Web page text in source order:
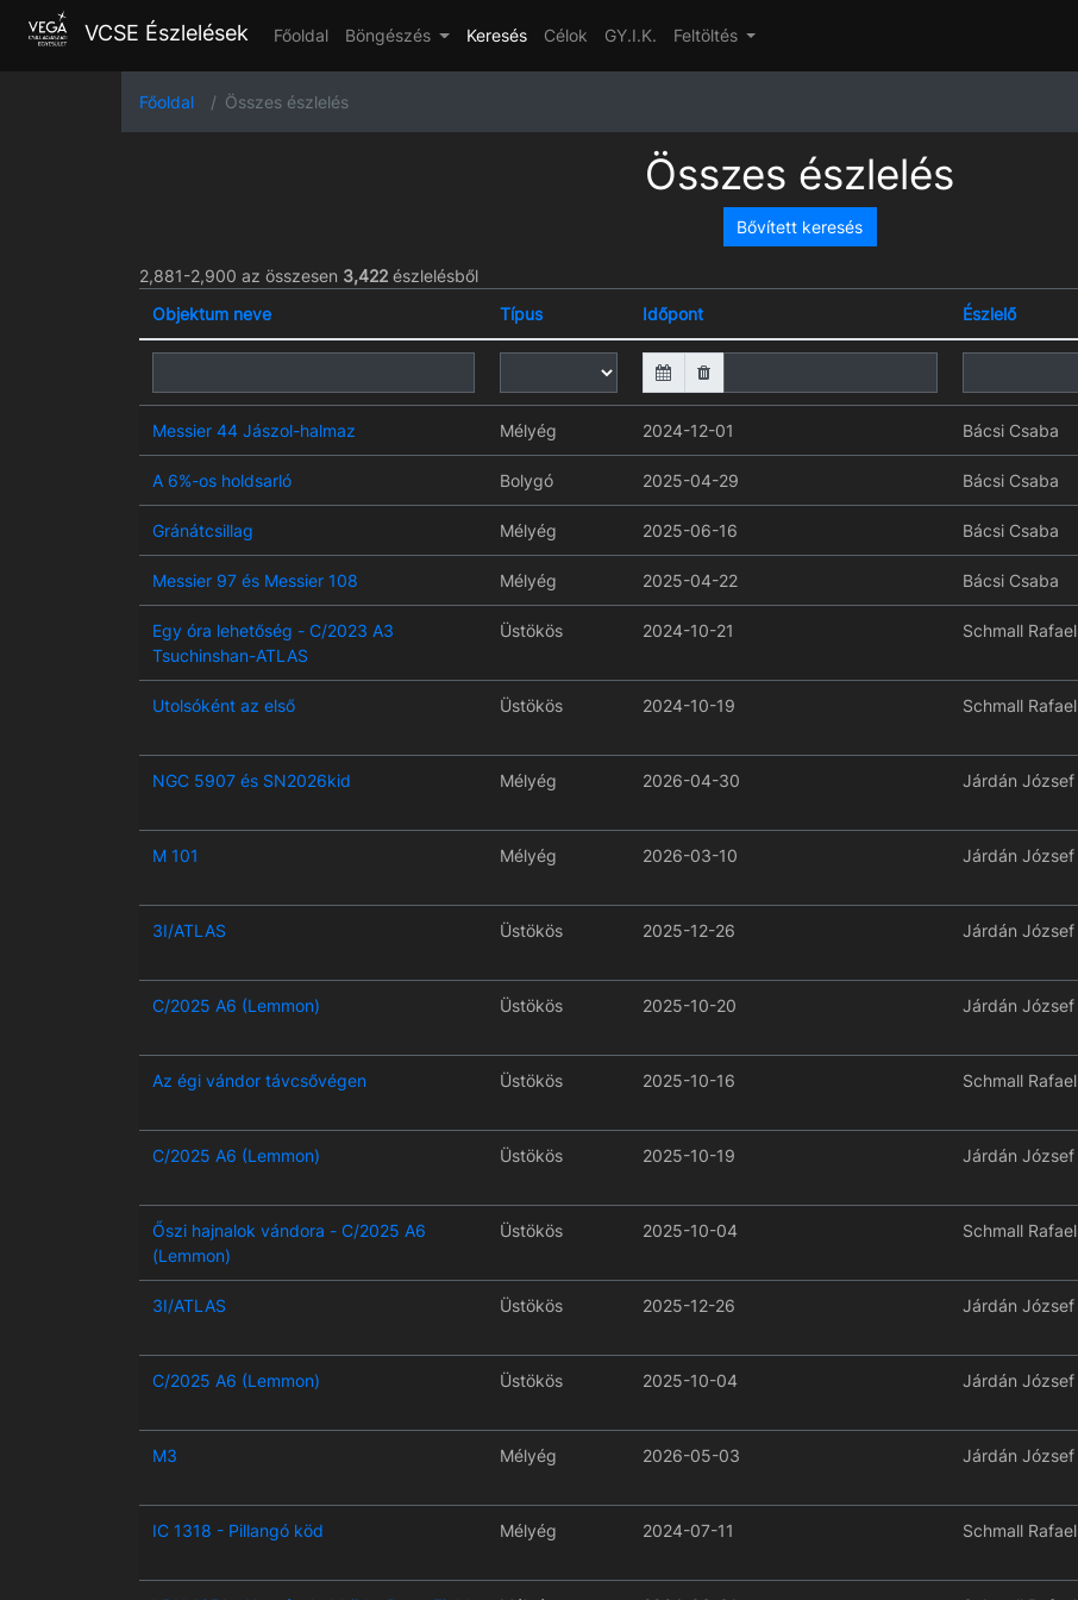
VCSE Észlelések Főoldal Böngészés Keresés Célok GY.I.K. Feltöltés
Főoldal Összes észlelés
Összes észlelés
Bővített keresés
2,881-2,900 az összesen 3,422 észlelésből
Objektum neve
Típus Időpont Észlelő
Messier 44 Jászol-halmaz Mélyég 2024-12-01 Bácsi Csaba
A 6%-os holdsarló Bolygó 2025-04-29 Bácsi Csaba
Gránátcsillag Mélyég 2025-06-16 Bácsi Csaba
Messier 97 és Messier 108 Mélyég 2025-04-22 Bácsi Csaba
Egy óra lehetőség - C/2023 A3
Tsuchinshan-ATLAS
Üstökös 2024-10-21 Schmall Rafael
Utolsóként az első Üstökös 2024-10-19 Schmall Rafael
NGC 5907 és SN2026kid Mélyég 2026-04-30 Járdán József
M 101 Mélyég 2026-03-10 Járdán József
3I/ATLAS Üstökös 2025-12-26 Járdán József
C/2025 A6 (Lemmon) Üstökös 2025-10-20 Járdán József
Az égi vándor távcsővégen Üstökös 2025-10-16 Schmall Rafael
C/2025 A6 (Lemmon) Üstökös 2025-10-19 Járdán József
Őszi hajnalok vándora - C/2025 A6
(Lemmon)
Üstökös 2025-10-04 Schmall Rafael
3I/ATLAS Üstökös 2025-12-26 Járdán József
C/2025 A6 (Lemmon) Üstökös 2025-10-04 Járdán József
M3 Mélyég 2026-05-03 Járdán József
IC 1318 - Pillangó köd Mélyég 2024-07-11 Schmall Rafael